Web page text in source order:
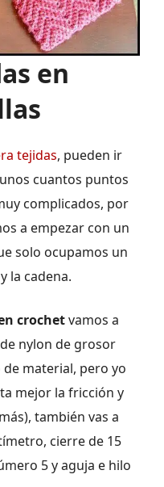
en
tejidas, pueden ir
cuantos puntos
complicados, por
a empezar con un
solo ocupamos un
la cadena.
crochetvamos a
nylon de grosor
material, pero yo
mejor la fricción y
también vas a
cierre de 15
5 y aguja e hilo